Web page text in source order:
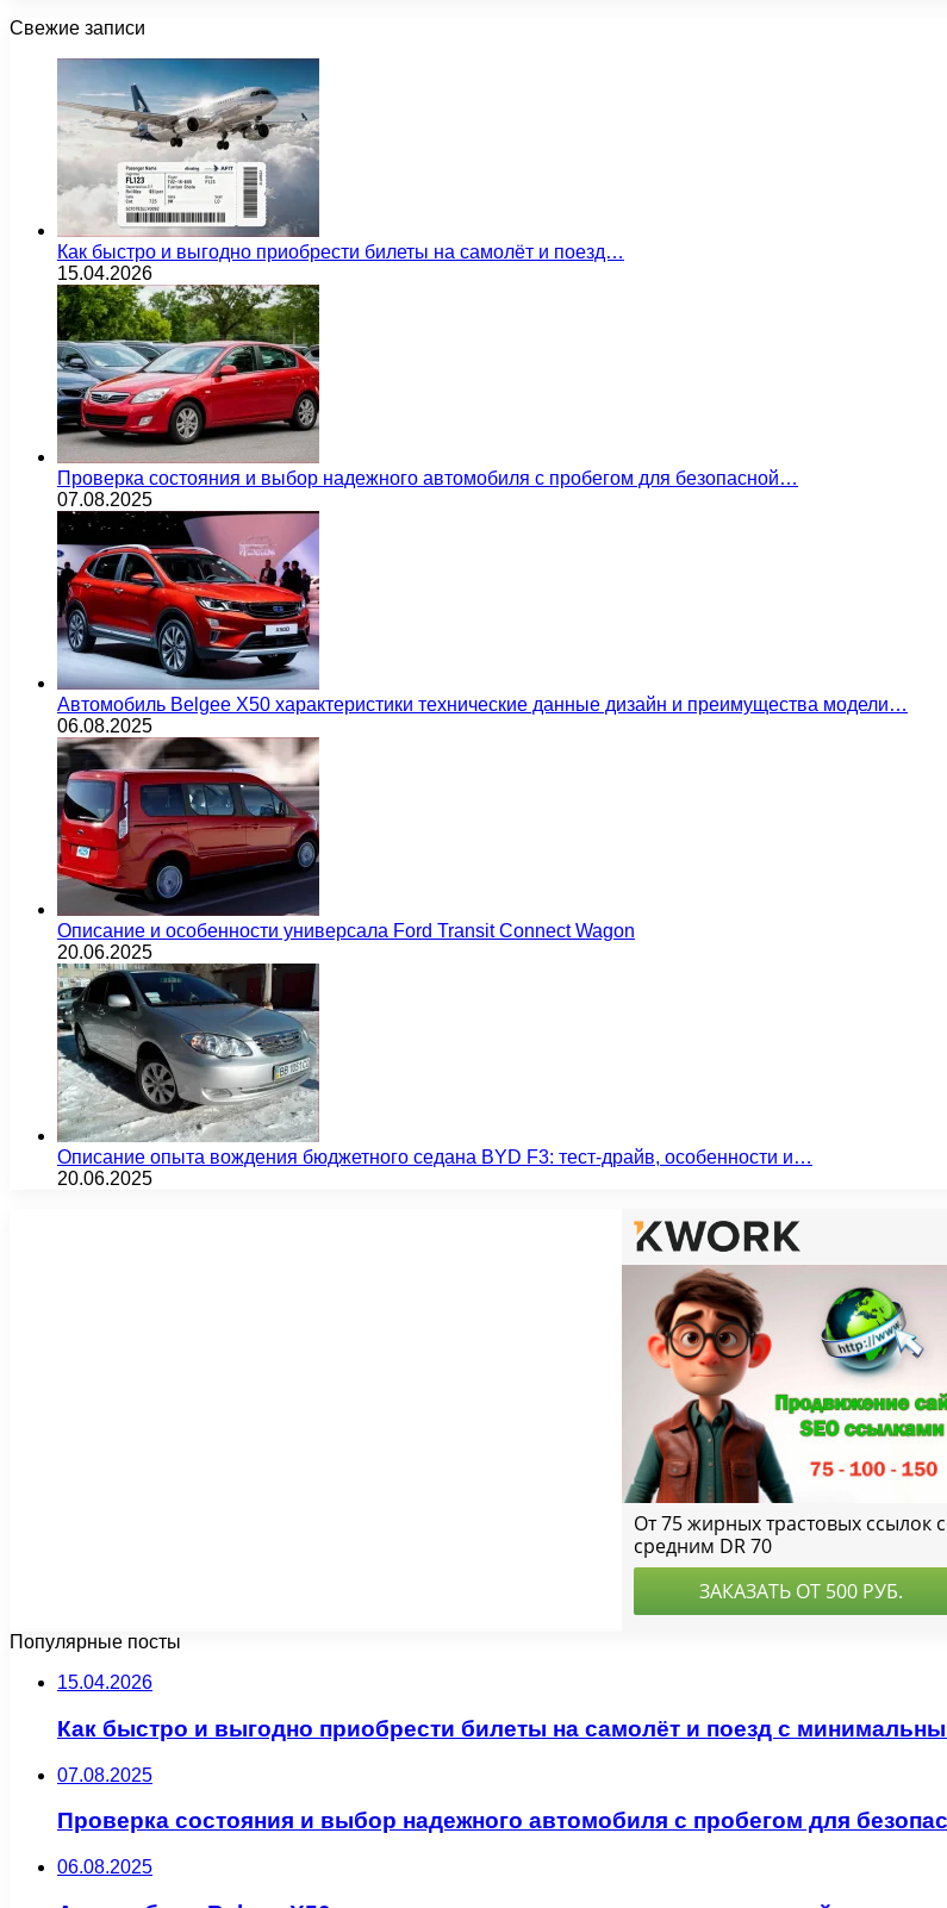
Свежие записи
Как быстро и выгодно приобрести билеты на самолёт и поезд…
15.04.2026
Проверка состояния и выбор надежного автомобиля с пробегом для безопасной…
07.08.2025
Автомобиль Belgee X50 характеристики технические данные дизайн и преимущества модели…
06.08.2025
Описание и особенности универсала Ford Transit Connect Wagon
20.06.2025
Описание опыта вождения бюджетного седана BYD F3: тест-драйв, особенности и…
20.06.2025
Популярные посты
15.04.2026
Как быстро и выгодно приобрести билеты на самолёт и поезд с
07.08.2025
Проверка состояния и выбор надежного автомобиля с пробегом для
06.08.2025